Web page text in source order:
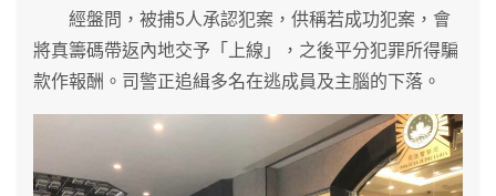
經盤問，被捕5人承認犯案，供稱若成功犯案，會
將真籌碼帶返內地交予「上線」，之後平分犯罪所得騙
款作報酬。司警正追緝多名在逃成員及主腦的下落。